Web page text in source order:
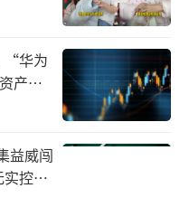
一年的成绩单，让行
样板”：
坚守“三品战略”，
加大科研力度，紧
米宽、千米深”，
“华为
产考
益威闯
控人